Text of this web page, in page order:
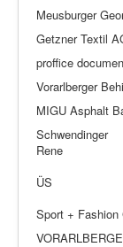
Meusburger
Getzner Textil
proffice
Vorarlberger
MIGU Asphalt
Schwendinger
Sport + Fashion